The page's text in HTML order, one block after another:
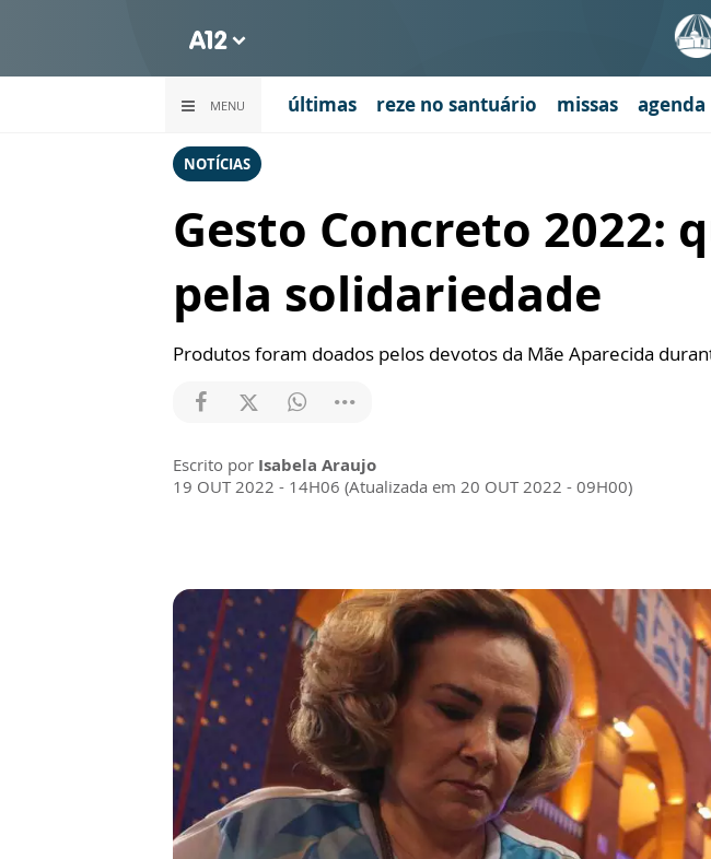
MENU últimas reze no santuário missas agenda
NOTÍCIAS
Gesto Concreto 2022:
pela solidariedade
Produtos foram doados pelos devotos da Mãe Aparecida
Escrito por Isabela Araujo
19 OUT 2022 - 14H06 (Atualizada em 20 OUT 2022 - 09H00)